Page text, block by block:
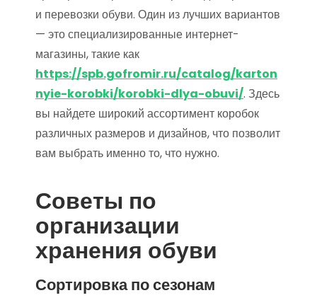
и перевозки обуви. Один из лучших вариантов
— это специализированные интернет-
магазины, такие как
https://spb.gofromir.ru/catalog/karton
nyie-korobki/korobki-dlya-obuvi/. Здесь
вы найдете широкий ассортимент коробок
различных размеров и дизайнов, что позволит
вам выбрать именно то, что нужно.
Советы по
организации
хранения обуви
Сортировка по сезонам